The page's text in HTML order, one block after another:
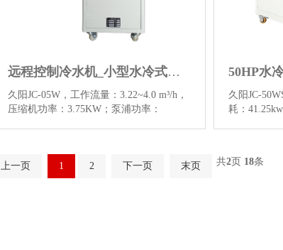
远程控制冷水机_小型水冷式冷水机
久阳JC-05W，工作流量：3.22~4.0 m³/h，
压缩机功率：3.75KW；泵浦功率：
击查看小型水冷式冷水机图片和更多详情
信息。…
【详情】
久阳JC-
耗：
详情信息。
上一页 1 2 下一页 末页 共2页 18条